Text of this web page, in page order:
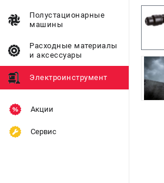
Полустационарные
машины
Расходные материалы
и аксессуары
Электроинструмент
Акции
Сервис